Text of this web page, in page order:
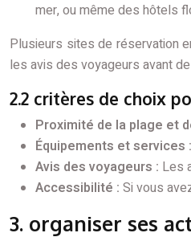
mer, ou même des hôtels
Plusieurs sites de réservation
les avis des voyageurs avant
2.2 critères de choix
Proximité de la plage et
Équipements et services :
Avis des voyageurs : Les
Accessibilité : Si vous
3. organiser ses